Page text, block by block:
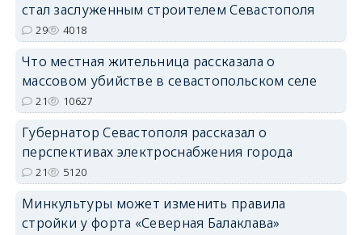
стал заслуженным строителем Севастополя
29 4018
Что местная жительница рассказала о
массовом убийстве в севастопольском селе
21 10627
Губернатор Севастополя рассказал о
перспективах электроснабжения города
21 5120
Минкультуры может изменить правила
стройки у форта «Северная Балаклава»